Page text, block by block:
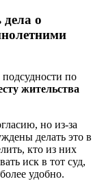
дела о
по
жительства
но из-за
делать это в
кто из них
иск в тот суд,
удобно.